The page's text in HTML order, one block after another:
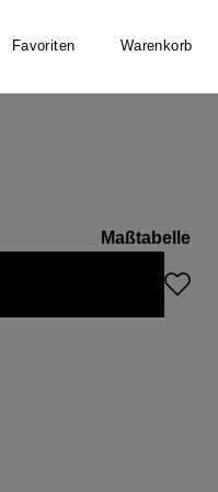
Favoriten Warenkorb
Maßtabelle